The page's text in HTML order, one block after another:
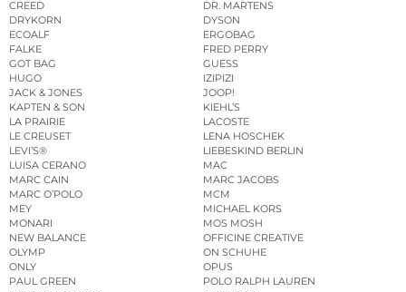
CREED
DR. MARTENS
DRYKORN
DYSON
ECOALF
ERGOBAG
FALKE
FRED PERRY
GOT BAG
GUESS
HUGO
IZIPIZI
JACK & JONES
JOOP!
KAPTEN & SON
KIEHL’S
LA PRAIRIE
LACOSTE
LE CREUSET
LENA HOSCHEK
LEVI’S®
LIEBESKIND BERLIN
LUISA CERANO
MAC
MARC CAIN
MARC JACOBS
MARC O’POLO
MCM
MEY
MICHAEL KORS
MONARI
MOS MOSH
NEW BALANCE
OFFICINE CREATIVE
OLYMP
ON SCHUHE
ONLY
OPUS
PAUL GREEN
POLO RALPH LAUREN